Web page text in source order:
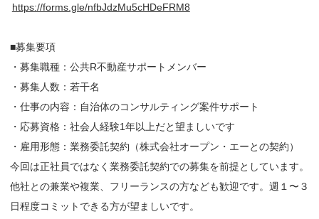
https://forms.gle/nfbJdzMu5cHDeFRM8
■募集要項
・募集職種：公共R不動産サポートメンバー
・募集人数：若干名
・仕事の内容：自治体のコンサルティング案件サポート
・応募資格：社会人経験1年以上だと望ましいです
・雇用形態：業務委託契約（株式会社オープン・エーとの契約）
今回は正社員ではなく業務委託契約での募集を前提としています。
他社との兼業や複業、フリーランスの方なども歓迎です。週１〜３
日程度コミットできる方が望ましいです。